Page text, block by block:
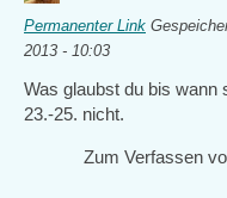
Permanenter Link
2013 - 10:03
Was glaubst du bis wann
23.-25. nicht.
Zum Verfassen